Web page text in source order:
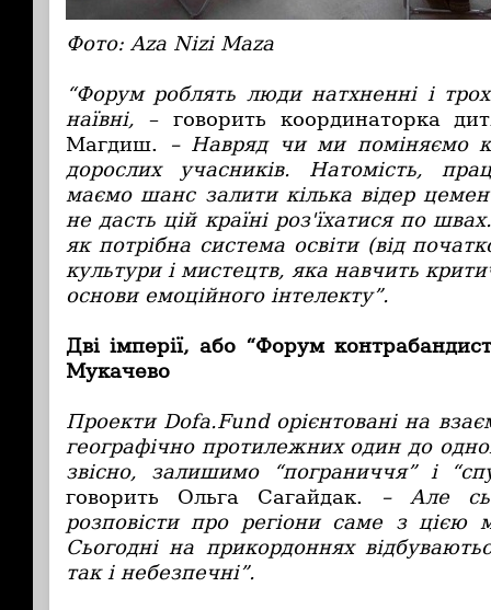
Фото: Aza Nizi Maza
“Форум роблять люди натхненні і
наївні, – говорить координаторка
Магдиш.
– Навряд чи ми поміняємо
дорослих учасників. Натомість,
маємо шанс залити кілька відер
не дасть цій країні роз'їхатися по
як потрібна система освіти (від
культури і мистецтв, яка навчить
основи емоційного інтелекту”.
Дві імперії, або “Форум
Мукачево
Проекти Dofa.Fund орієнтовані на
географічно протилежних один до
звісно, залишимо “пограниччя” і
говорить Ольга Сагайдак. – Але
розповісти про регіони саме з цією
Сьогодні на прикордоннях
так і небезпечні”.